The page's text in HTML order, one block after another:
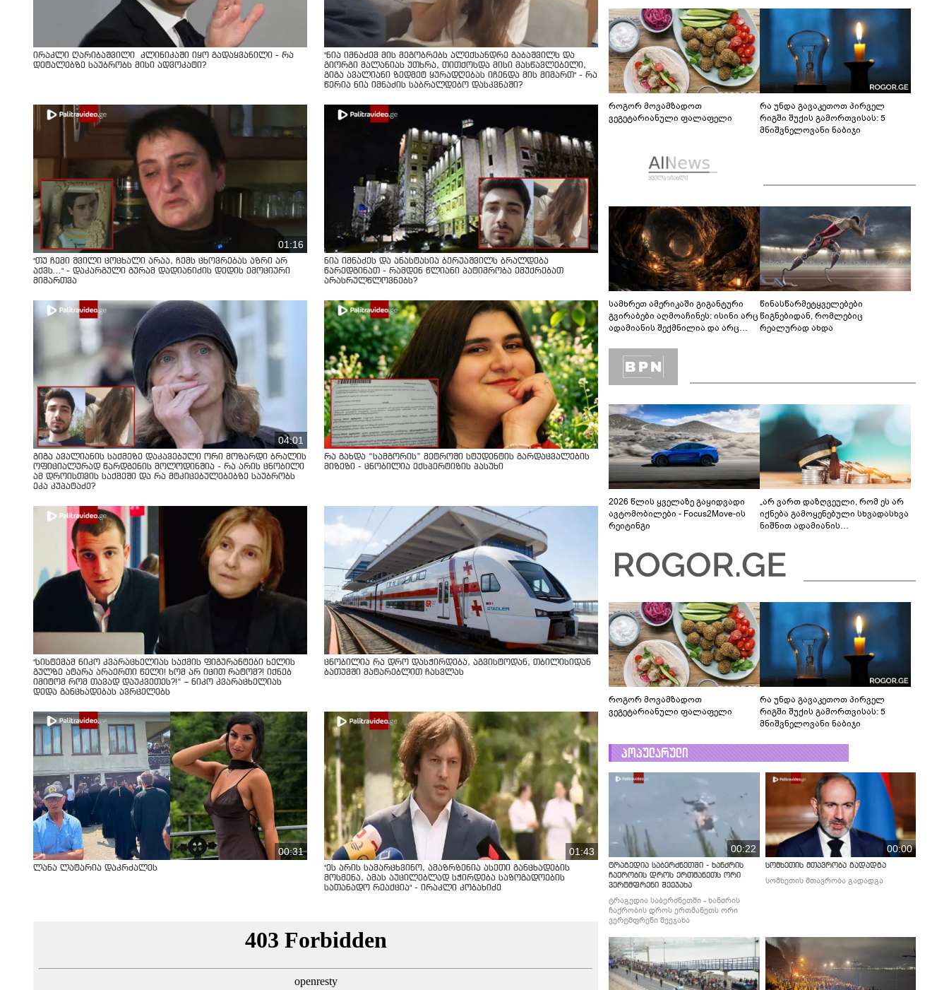
ირაკლი ღარიბაშვილი კლინიკაში იყო გადაყვანილი - რა
დეტალებზე საუბრობს მისი ადვოკატი?
"ნია იმნაძემ მის მეგობრებს ალექსანდრე გაბაშვილს და
გიორგი მალანიას უთხრა, თითქოსდა მისი მასწავლებელი,
გიგა ავალიანი ზედმეტ ყურადღებას იჩენდა მის მიმართ" - რა
წერია ნია იმნაძის საბრალდებო დასკვნაში?
01:16
"თუ ჩემი შვილი ცოცხალი არაა, ჩემს ცხოვრებას აზრი არ
აქვს..." - დაკარგული გურამ დადიანიძის დედის ემოციური
მიმართვა
ნია იმნაძეს და ანასტასია ბერუაშვილს ბრალდება
წარედგინათ - რამდენ წლიანი პატიმრობა ემუქრებათ
არასრულწლოვნებს?
04:01
გიგა ავალიანის საქმეზე დაკავებული ორი მოზარდი ბრალის
ოფიციალურად წარდგენის მოლოდინშია - რა არის ცნობილი
ამ დროისთვის საქმეში და რა მტკიცებულებებზე საუბრობს
ეკა კუპატაძე?
რა გახდა “სამგორის” მეტროში სტუდენტის გარდაცვალების
მიზეზი - ცნობილია ექსპერტიზის პასუხი
"სისტემამ ნიკო კვარაცხელიას საქმის ფიგურანტები ხელის
გულზე ატარა არაერთი წელი! ხომ არ იცით რატომ?! იქნებ
იმიტომ რომ თავად დაუკვეთეს?!“ – ნიკო კვარაცხელიას
დედა განცხადებას ავრცელებს
ცნობილია რა დრო დასჭირდება, აგვისტოდან, თბილისიდან
ბათუმში მატარებლით ჩასვლას
00:31
ლანა ლატარია დაკრძალეს
01:43
"ეს არის სამარცხვინო, ამაზრზენია ასეთი განცხადების
მოსმენა, ამას აუცილებლად სჭირდება საზოგადოების
სათანადო რეაქცია" - ირაკლი კობახიძე
როგორ მოვამზადოთ
ვეგეტარიანული ფალაფელი
რა უნდა გავაკეთოთ პირველ
რიგში შუქის გამორთვისას: 5
მნიშვნელოვანი ნაბიჯი
სამხრეთ ამერიკაში გიგანტური
გვირაბები აღმოაჩინეს: ისინი არც
ადამიანის შექმნილია და არც
ლაბირინთები?
წინასწარმეტყველებები
წიგნებიდან, რომლებიც
რეალურად ახდა
2026 წლის ყველაზე გაყიდვადი
ავტომობილები - Focus2Move-ის
რეიტინგი
„არ ვართ დაზღვეული, რომ ეს არ
იქნება გამოყენებული სხვადასხვა
ნიშნით ადამიანის
უფსკრულისკენ მიდის“
როგორ მოვამზადოთ
ვეგეტარიანული ფალაფელი
რა უნდა გავაკეთოთ პირველ
რიგში შუქის გამორთვისას: 5
მნიშვნელოვანი ნაბიჯი
პოპულარული
00:22
ტრაგედია საბერძნეთში - ხანძრის
ჩაქრობის დროს ერთმანეთს ორი
ვერტმფრენი შეეჯახა
ტრაგედია საბერძნეთში - ხანძრის
ჩაქრობის დროს ერთმანეთს ორი
ვერტმფრენი შეეჯახა
00:00
სომხეთის მთავრობა გადადგა
სომხეთის მთავრობა გადადგა